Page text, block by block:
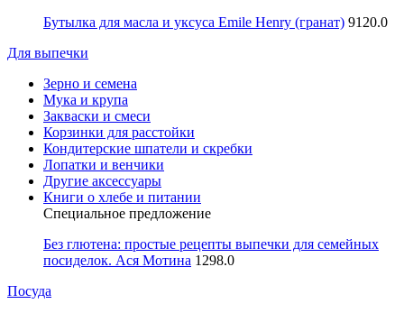
Бутылка для масла и уксуса Emile Henry (гранат) 9120.0
Для выпечки
Зерно и семена
Мука и крупа
Закваски и смеси
Корзинки для расстойки
Кондитерские шпатели и скребки
Лопатки и венчики
Другие аксессуары
Книги о хлебе и питании
Специальное предложение
Без глютена: простые рецепты выпечки для семейных
посиделок. Ася Мотина 1298.0
Посуда